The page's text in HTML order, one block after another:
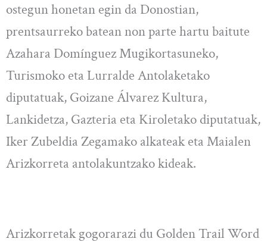
ostegun honetan egin da Donostian,
prentsaurreko batean non parte hartu baitute
Azahara Domínguez Mugikortasuneko,
Turismoko eta Lurralde Antolaketako
diputatuak, Goizane Álvarez Kultura,
Lankidetza, Gazteria eta Kiroletako diputatuak,
Iker Zubeldia Zegamako alkateak eta Maialen
Arizkorreta antolakuntzako kideak.
Arizkorretak gogorarazi du Golden Trail Word